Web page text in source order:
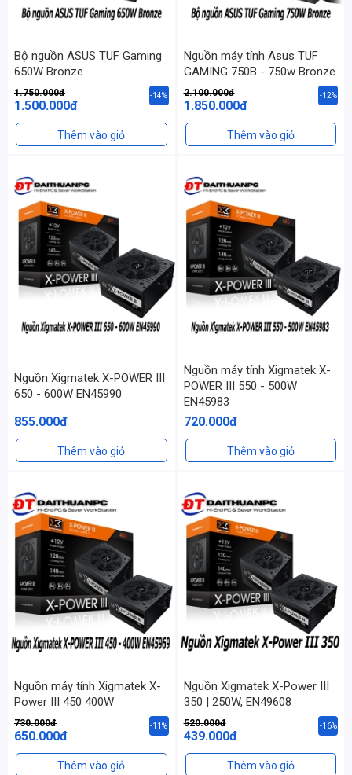
Bộ nguồn ASUS TUF Gaming
650W Bronze
1.750.000đ
1.500.000đ
-14%
Thêm vào giỏ
Nguồn máy tính Asus TUF
GAMING 750B - 750w Bronze
2.100.000đ
1.850.000đ
-12%
Thêm vào giỏ
Nguồn Xigmatek X-POWER III
650 - 600W EN45990
855.000đ
Thêm vào giỏ
Nguồn máy tính Xigmatek X-
POWER III 550 - 500W
EN45983
720.000đ
Thêm vào giỏ
Nguồn máy tính Xigmatek X-
Power III 450 400W
730.000đ
650.000đ
-11%
Thêm vào giỏ
Nguồn Xigmatek X-Power III
350 | 250W, EN49608
520.000đ
439.000đ
-16%
Thêm vào giỏ